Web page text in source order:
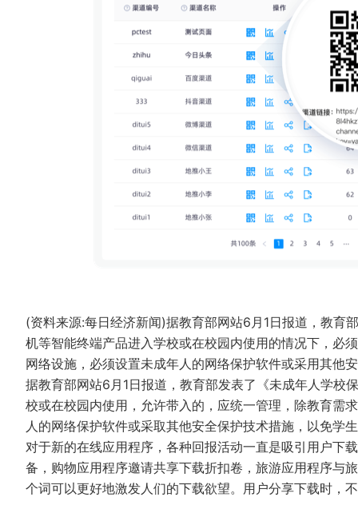
(资料来源:每日经济新闻)据教育部网站6月1日报道，教育
机等智能终端产品进入学校或在校园内使用的情况下，必
网络设施，必须设置未成年人的网络保护软件或采用其他
据教育部网站6月1日报道，教育部发表了《未成年人学校
校或在校园内使用，允许带入的，应统一管理，除教育需
人的网络保护软件或采取其他安全保护技术措施，以免学
对于新的在线应用程序，各种回报活动一直是吸引用户下
备，购物应用程序邀请共享下载折扣卷，旅游应用程序与
个词可以更好地激发人们的下载欲望。用户分享下载时，